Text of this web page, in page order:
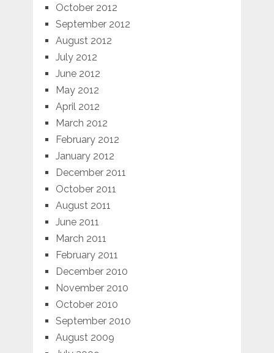
October 2012
September 2012
August 2012
July 2012
June 2012
May 2012
April 2012
March 2012
February 2012
January 2012
December 2011
October 2011
August 2011
June 2011
March 2011
February 2011
December 2010
November 2010
October 2010
September 2010
August 2009